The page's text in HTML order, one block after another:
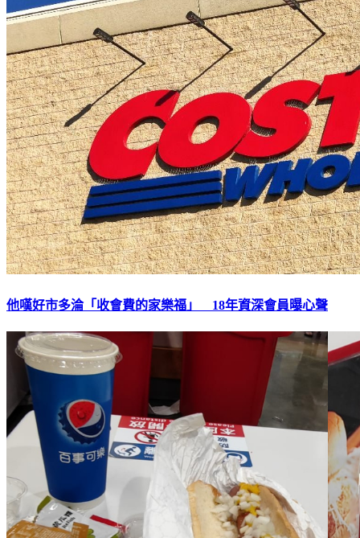
他嘆好市多淪「收會費的家樂福」 18年資深會員曝心聲